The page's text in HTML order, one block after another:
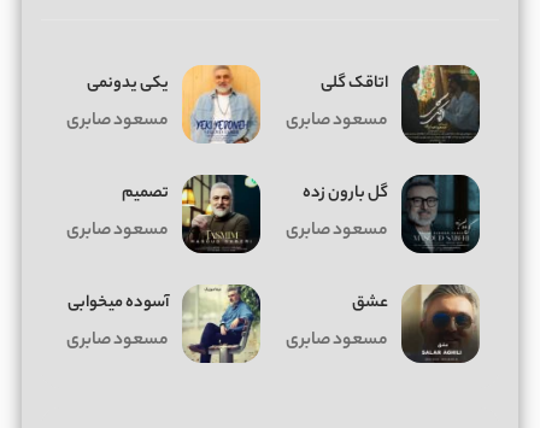
اتاقک گلی
مسعود صابری
یکی یدونمی
مسعود صابری
گل بارون زده
مسعود صابری
تصمیم
مسعود صابری
عشق
مسعود صابری
آسوده میخوابی
مسعود صابری